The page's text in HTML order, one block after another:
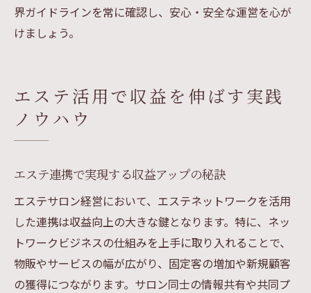
界ガイドラインを常に確認し、安心・安全な運営を心が
けましょう。
エステ活用で収益を伸ばす実践
ノウハウ
エステ連携で実現する収益アップの秘訣
エステサロン経営において、エステネットワークを活用
した連携は収益向上の大きな鍵となります。特に、ネッ
トワークビジネスの仕組みを上手に取り入れることで、
物販やサービスの幅が広がり、固定客の増加や新規顧客
の獲得につながります。サロン同士の情報共有や共同プ